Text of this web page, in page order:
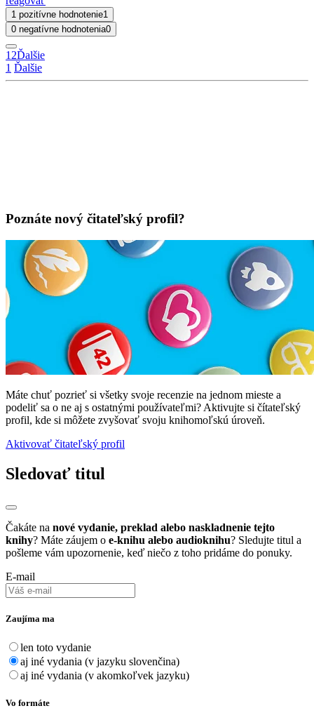
1 pozitívne hodnotenie1
0 negatívne hodnotenia0
1 2Ďalšie
1 Ďalšie
Poznáte nový čitateľský profil?
Máte chuť pozrieť si všetky svoje recenzie na jednom mieste a
podeliť sa o ne aj s ostatnými používateľmi? Aktivujte si čítateľský
profil, kde si môžete zvyšovať svoju knihomoľskú úroveň.
Aktivovať čitateľský profil
Sledovať titul
Čakáte na nové vydanie, preklad alebo naskladnenie tejto
knihy? Máte záujem o e-knihu alebo audioknihu? Sledujte titul a
pošleme vám upozornenie, keď niečo z toho pridáme do ponuky.
E-mail
Zaujíma ma
len toto vydanie
aj iné vydania (v jazyku slovenčina)
aj iné vydania (v akomkoľvek jazyku)
Vo formáte